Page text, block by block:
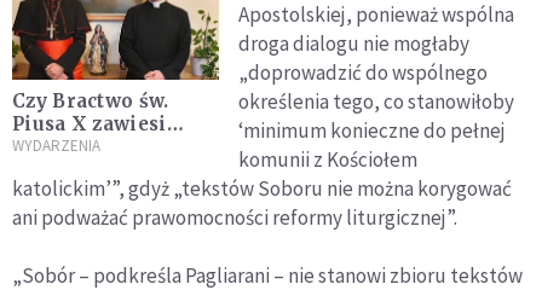
Czy Bractwo św.
Piusa X zawiesi
planowane
biskupów? O co
chodzi lefebrystom?
WYDARZENIA
Apostolskiej, ponieważ wspólna
droga dialogu nie mogłaby
„doprowadzić do wspólnego
określenia tego, co stanowiłoby
‘minimum konieczne do pełnej
komunii z Kościołem
katolickim’”, gdyż „tekstów Soboru nie można korygować
ani podważać prawomocności reformy liturgicznej”.
„Sobór – podkreśla Pagliarani – nie stanowi zbioru tekstów